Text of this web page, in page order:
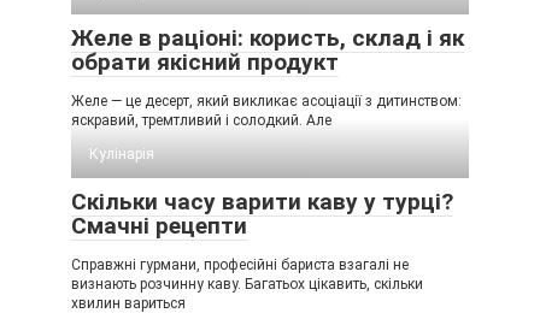
Желе в раціоні: користь, склад і як
обрати якісний продукт
Желе — це десерт, який викликає асоціації з дитинством:
яскравий, тремтливий і солодкий. Але
Кулінарія
Скільки часу варити каву у турці?
Смачні рецепти
Справжні гурмани, професійні бариста взагалі не
визнають розчинну каву. Багатьох цікавить, скільки
хвилин вариться